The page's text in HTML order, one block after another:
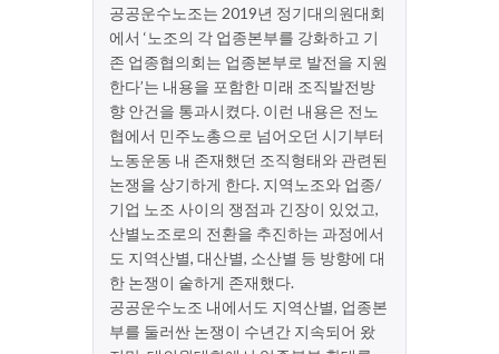
공공운수노조는 2019년 정기대의원대회
에서 ‘노조의 각 업종본부를 강화하고 기
존 업종협의회는 업종본부로 발전을 지원
한다’는 내용을 포함한 미래 조직발전방
향 안건을 통과시켰다. 이런 내용은 전노
협에서 민주노총으로 넘어오던 시기부터
노동운동 내 존재했던 조직형태와 관련된
논쟁을 상기하게 한다. 지역노조와 업종/
기업 노조 사이의 쟁점과 긴장이 있었고,
산별노조로의 전환을 추진하는 과정에서
도 지역산별, 대산별, 소산별 등 방향에 대
한 논쟁이 숱하게 존재했다.
공공운수노조 내에서도 지역산별, 업종본
부를 둘러싼 논쟁이 수년간 지속되어 왔